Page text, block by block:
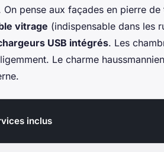
On pense aux façades en pierre
vitrage (indispensable dans les
USB intégrés. Les
Le charme
inclus